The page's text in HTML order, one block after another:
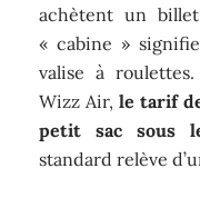
achètent un
« cabine »
valise à
Wizz Air,le tarif
petit sac sous
standard relève